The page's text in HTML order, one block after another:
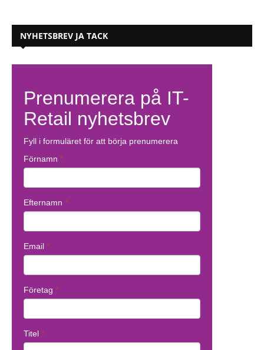
NYHETSBREV JA TACK